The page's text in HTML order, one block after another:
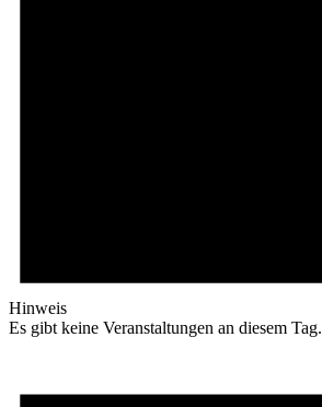
Hinweis
Es gibt keine Veranstaltungen an diesem Tag.